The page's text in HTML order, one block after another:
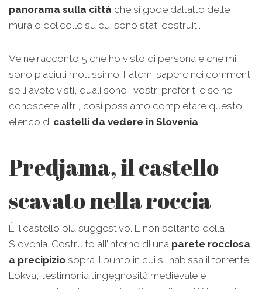
panorama sulla città che si gode dall’alto delle
mura o del colle su cui sono stati costruiti.
Ve ne racconto 5 che ho visto di persona e che mi
sono piaciuti moltissimo. Fatemi sapere nei commenti
se li avete visti, quali sono i vostri preferiti e se ne
conoscete altri, così possiamo completare questo
elenco di castelli da vedere in Slovenia.
Predjama, il castello
scavato nella roccia
È il castello più suggestivo. E non soltanto della
Slovenia. Costruito all’interno di una parete rocciosa
a precipizio sopra il punto in cui si inabissa il torrente
Lokva, testimonia l’ingegnosità medievale e